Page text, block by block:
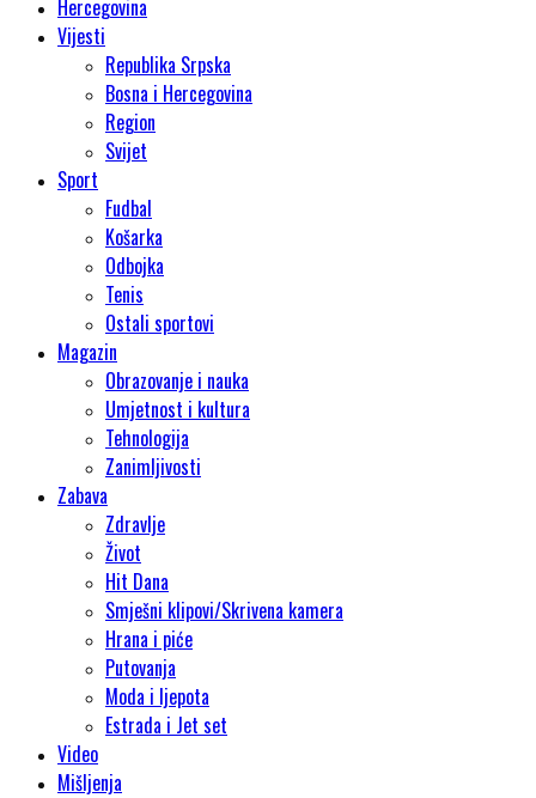
Hercegovina
Vijesti
Republika Srpska
Bosna i Hercegovina
Region
Svijet
Sport
Fudbal
Košarka
Odbojka
Tenis
Ostali sportovi
Magazin
Obrazovanje i nauka
Umjetnost i kultura
Tehnologija
Zanimljivosti
Zabava
Zdravlje
Život
Hit Dana
Smješni klipovi/Skrivena kamera
Hrana i piće
Putovanja
Moda i ljepota
Estrada i Jet set
Video
Mišljenja